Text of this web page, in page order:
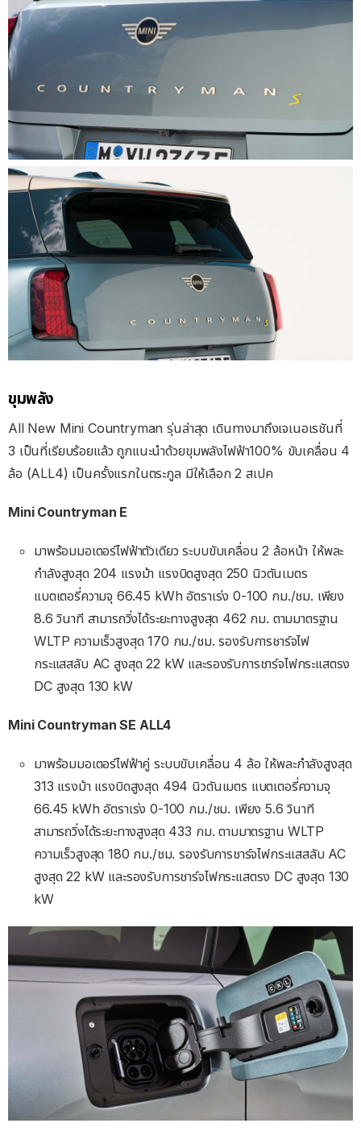
ขุมพลัง
All New Mini Countryman รุ่นล่าสุด เดินทางมาถึงเจเนอเรชันที่
3 เป็นที่เรียบร้อยแล้ว ถูกแนะนำด้วยขุมพลังไฟฟ้า100% ขับเคลื่อน 4
ล้อ (ALL4) เป็นครั้งแรกในตระกูล มีให้เลือก 2 สเปค
Mini Countryman E
มาพร้อมมอเตอร์ไฟฟ้าตัวเดียว ระบบขับเคลื่อน 2 ล้อหน้า ให้พละ
กำลังสูงสุด 204 แรงม้า แรงบิดสูงสุด 250 นิวตันเมตร
แบตเตอรี่ความจุ 66.45 kWh อัตราเร่ง 0-100 กม./ชม. เพียง
8.6 วินาที สามารถวิ่งได้ระยะทางสูงสุด 462 กม. ตามมาตรฐาน
WLTP ความเร็วสูงสุด 170 กม./ชม. รองรับการชาร์จไฟ
กระแสสลับ AC สูงสุด 22 kW และรองรับการชาร์จไฟกระแสตรง
DC สูงสุด 130 kW
Mini Countryman SE ALL4
มาพร้อมมอเตอร์ไฟฟ้าคู่ ระบบขับเคลื่อน 4 ล้อ ให้พละกำลังสูงสุด
313 แรงม้า แรงบิดสูงสุด 494 นิวตันเมตร แบตเตอรี่ความจุ
66.45 kWh อัตราเร่ง 0-100 กม./ชม. เพียง 5.6 วินาที
สามารถวิ่งได้ระยะทางสูงสุด 433 กม. ตามมาตรฐาน WLTP
ความเร็วสูงสุด 180 กม./ชม. รองรับการชาร์จไฟกระแสสลับ AC
สูงสุด 22 kW และรองรับการชาร์จไฟกระแสตรง DC สูงสุด 130
kW